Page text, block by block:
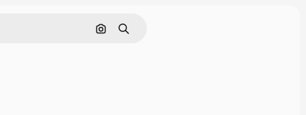
Поиск по изображению
Поиск